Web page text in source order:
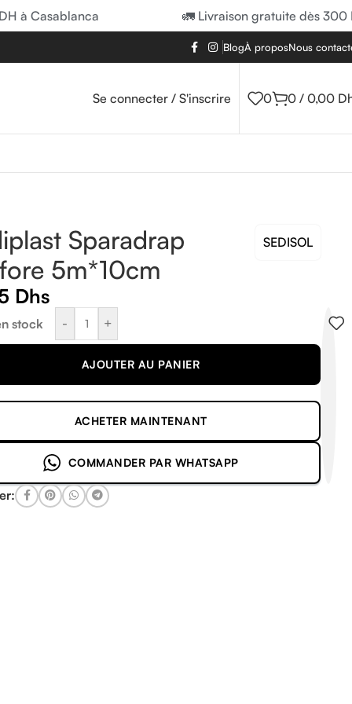
Casablanca 🚛 Livraison gratuite dès 300
BlogÀ proposNous
Se connecter / S'inscrire 0 0 / 0,00
Sparadrap
5m*10cm
SEDISOL
Dhs
stock - +
AJOUTER AU PANIER
ACHETER MAINTENANT
COMMANDER PAR WHATSAPP